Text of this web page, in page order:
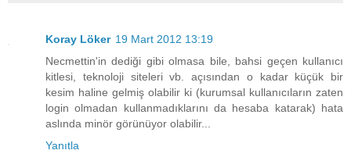
Koray Löker 19 Mart 2012 13:19
Necmettin'in dediği gibi olmasa bile, bahsi geçen kullanıcı
kitlesi, teknoloji siteleri vb. açısından o kadar küçük bir
kesim haline gelmiş olabilir ki (kurumsal kullanıcıların zaten
login olmadan kullanmadıklarını da hesaba katarak) hata
aslında minör görünüyor olabilir...
Yanıtla